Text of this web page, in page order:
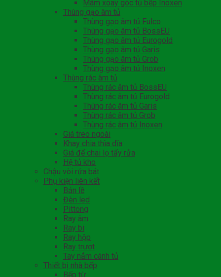
Mâm xoay góc tủ bếp Inoxen
Thùng gạo âm tủ
Thùng gạo âm tủ Fulco
Thùng gạo âm tủ BossEU
Thùng gạo âm tủ Eurogold
Thùng gạo âm tủ Garis
Thùng gạo âm tủ Grob
Thùng gạo âm tủ Inoxen
Thùng rác âm tủ
Thùng rác âm tủ BossEU
Thùng rác âm tủ Eurogold
Thùng rác âm tủ Garis
Thùng rác âm tủ Grob
Thùng rác âm tủ Inoxen
Giá treo ngoài
Khay chia thìa dĩa
Giá để chai lọ tẩy rửa
Hệ tủ kho
Chậu vòi rửa bát
Phụ kiện liên kết
Bản lề
Đèn led
Pittong
Ray âm
Ray bi
Ray hộp
Ray trượt
Tay nắm cánh tủ
Thiết bị nhà bếp
Bếp từ